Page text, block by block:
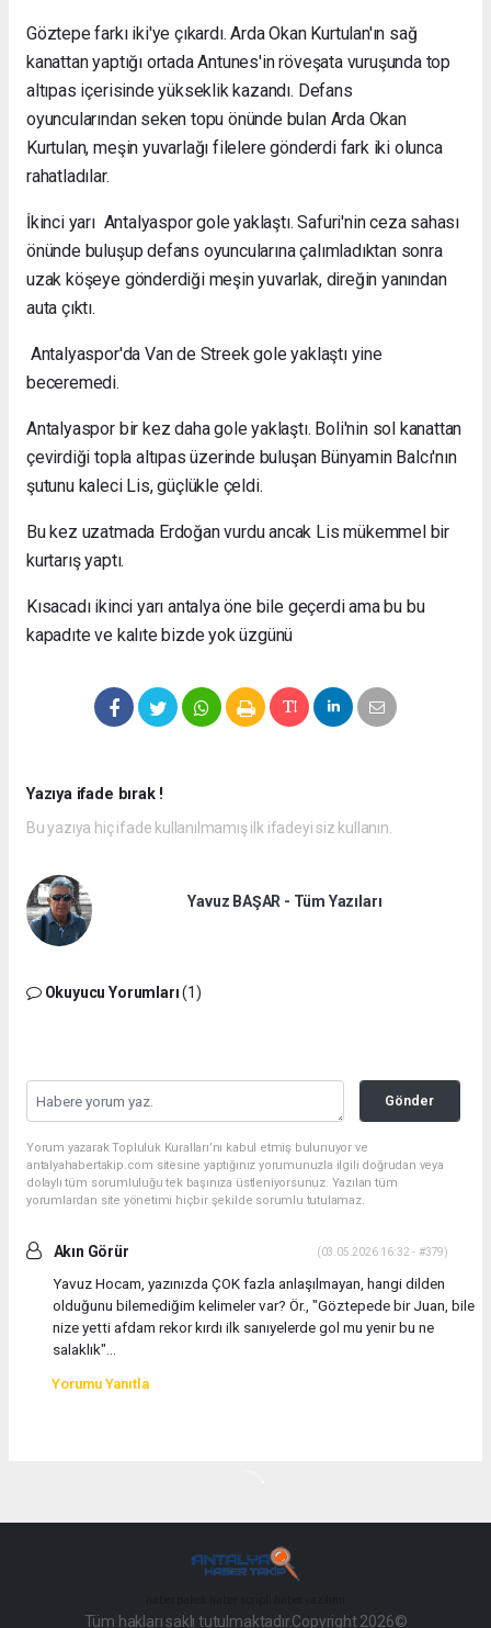
Göztepe farkı iki'ye çıkardı. Arda Okan Kurtulan'ın sağ
kanattan yaptığı ortada Antunes'in röveşata vuruşunda top
altıpas içerisinde yükseklik kazandı. Defans
oyuncularından seken topu önünde bulan Arda Okan
Kurtulan, meşin yuvarlağı filelere gönderdi fark iki olunca
rahatladılar.
İkinci yarı Antalyaspor gole yaklaştı. Safuri'nin ceza sahası
önünde buluşup defans oyuncularına çalımladıktan sonra
uzak köşeye gönderdiği meşin yuvarlak, direğin yanından
auta çıktı.
Antalyaspor'da Van de Streek gole yaklaştı yine
beceremedi.
Antalyaspor bir kez daha gole yaklaştı. Boli'nin sol kanattan
çevirdiği topla altıpas üzerinde buluşan Bünyamin Balcı'nın
şutunu kaleci Lis, güçlükle çeldi.
Bu kez uzatmada Erdoğan vurdu ancak Lis mükemmel bir
kurtarış yaptı.
Kısacadı ikinci yarı antalya öne bile geçerdi ama bu bu
kapadıte ve kalıte bizde yok üzgünü
Yazıya ifade bırak !
Bu yazıya hiç ifade kullanılmamış ilk ifadeyi siz kullanın.
Yavuz BAŞAR - Tüm Yazıları
Okuyucu Yorumları(1)
Gönder
Yorum yazarak Topluluk Kuralları’nı kabul etmiş bulunuyor ve
antalyahabertakip.com sitesine yaptığınız yorumunuzla ilgili doğrudan veya
dolaylı tüm sorumluluğu tek başınıza üstleniyorsunuz. Yazılan tüm
yorumlardan site yönetimi hiçbir şekilde sorumlu tutulamaz.
Akın Görür (03.05.2026 16:32 - #379)
Yavuz Hocam, yazınızda ÇOK fazla anlaşılmayan, hangi dilden
olduğunu bilemediğim kelimeler var? Ör., "Göztepede bir Juan, bile
nize yetti afdam rekor kırdı ilk sanıyelerde gol mu yenir bu ne
salaklık"...
Yorumu Yanıtla
Tüm hakları saklı tutulmaktadır.Copyright 2026©